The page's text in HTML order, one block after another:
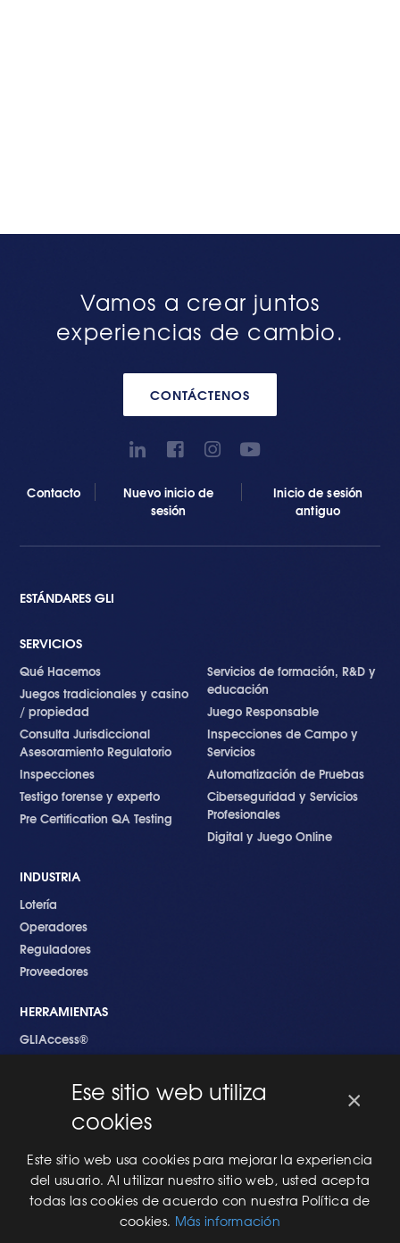
Vamos a crear juntos
experiencias de cambio.
CONTÁCTENOS
Contacto
Nuevo inicio de
sesión
Inicio de sesión
antiguo
ESTÁNDARES GLI
SERVICIOS
Qué Hacemos
Juegos tradicionales y casino
/ propiedad
Consulta Jurisdiccional
Asesoramiento Regulatorio
Inspecciones
Testigo forense y experto
Pre Certification QA Testing
Servicios de formación, R&D y
educación
Juego Responsable
Inspecciones de Campo y
Servicios
Automatización de Pruebas
Ciberseguridad y Servicios
Profesionales
Digital y Juego Online
INDUSTRIA
Lotería
Operadores
Reguladores
Proveedores
HERRAMIENTAS
GLIAccess®
EMPEZANDO
Nuevo en GLI
Nuevo Software
Una Nueva Máquina
Modificaciones al Software
Modificaciones al Hardware
×
Ese sitio web utiliza
cookies
Este sitio web usa cookies para mejorar la experiencia
del usuario. Al utilizar nuestro sitio web, usted acepta
todas las cookies de acuerdo con nuestra Política de
cookies. Más información